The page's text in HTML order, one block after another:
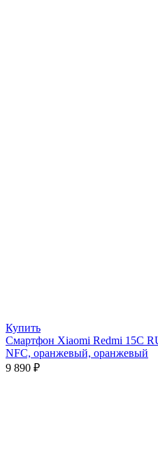
Купить
Смартфон Xiaomi Redmi 15C
NFC, оранжевый, оранжевый
9 890 ₽